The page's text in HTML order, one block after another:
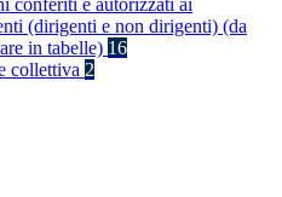
conferiti e autorizzati ai
(dirigenti e non dirigenti) (da
in tabelle) 16
collettiva 2